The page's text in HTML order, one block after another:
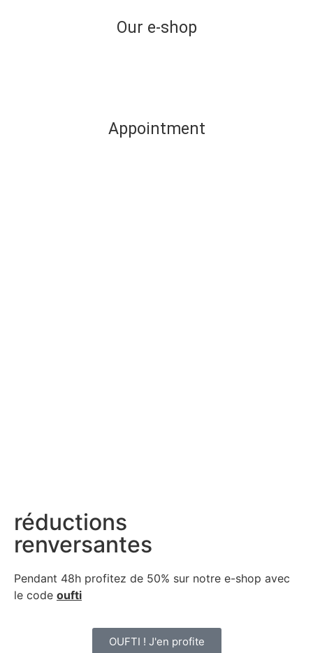
Our e-shop
Appointment
réductions
renversantes
Pendant 48h profitez de 50% sur notre e-shop avec
le code oufti
OUFTI ! J'en profite